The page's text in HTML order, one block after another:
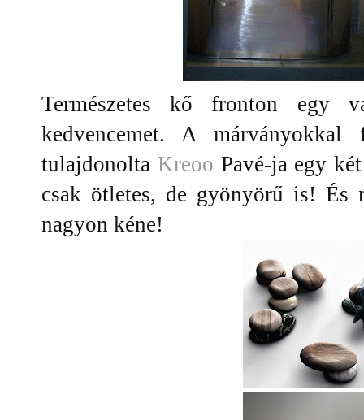
Természetes kő fronton egy
kedvencemet. A márványokkal
tulajdonolta Kreoo Pavé-ja egy
csak ötletes, de gyönyörű is! És
nagyon kéne!